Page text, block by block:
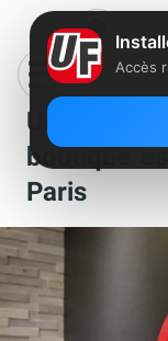
Un poste
boutique
Paris
Accès